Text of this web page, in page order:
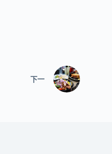
下一